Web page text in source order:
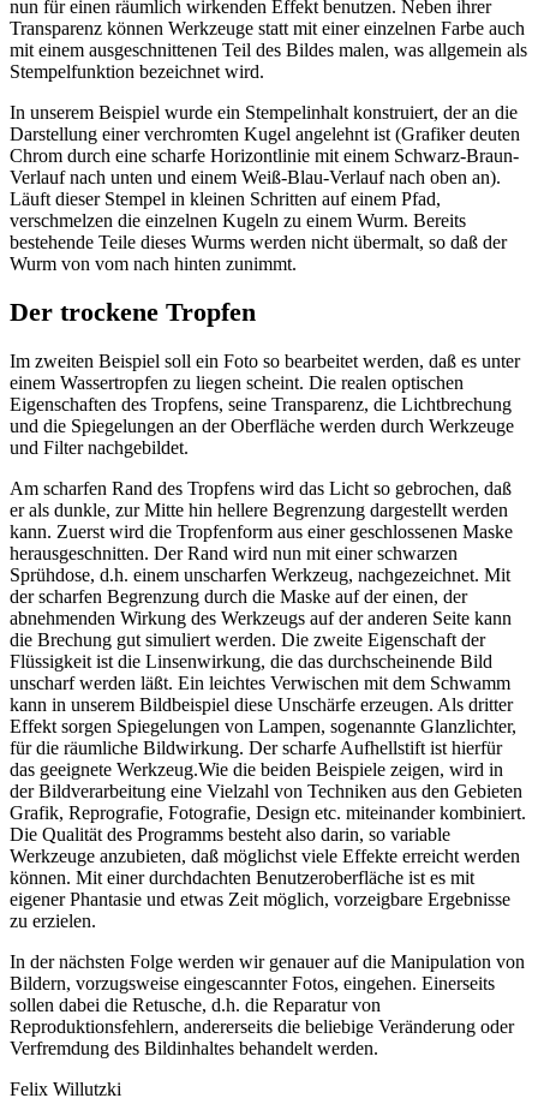
nun für einen räumlich wirkenden Effekt benutzen. Neben ihrer
Transparenz können Werkzeuge statt mit einer einzelnen Farbe auch
mit einem ausgeschnittenen Teil des Bildes malen, was allgemein als
Stempelfunktion bezeichnet wird.
In unserem Beispiel wurde ein Stempelinhalt konstruiert, der an die
Darstellung einer verchromten Kugel angelehnt ist (Grafiker deuten
Chrom durch eine scharfe Horizontlinie mit einem Schwarz-Braun-
Verlauf nach unten und einem Weiß-Blau-Verlauf nach oben an).
Läuft dieser Stempel in kleinen Schritten auf einem Pfad,
verschmelzen die einzelnen Kugeln zu einem Wurm. Bereits
bestehende Teile dieses Wurms werden nicht übermalt, so daß der
Wurm von vom nach hinten zunimmt.
Der trockene Tropfen
Im zweiten Beispiel soll ein Foto so bearbeitet werden, daß es unter
einem Wassertropfen zu liegen scheint. Die realen optischen
Eigenschaften des Tropfens, seine Transparenz, die Lichtbrechung
und die Spiegelungen an der Oberfläche werden durch Werkzeuge
und Filter nachgebildet.
Am scharfen Rand des Tropfens wird das Licht so gebrochen, daß
er als dunkle, zur Mitte hin hellere Begrenzung dargestellt werden
kann. Zuerst wird die Tropfenform aus einer geschlossenen Maske
herausgeschnitten. Der Rand wird nun mit einer schwarzen
Sprühdose, d.h. einem unscharfen Werkzeug, nachgezeichnet. Mit
der scharfen Begrenzung durch die Maske auf der einen, der
abnehmenden Wirkung des Werkzeugs auf der anderen Seite kann
die Brechung gut simuliert werden. Die zweite Eigenschaft der
Flüssigkeit ist die Linsenwirkung, die das durchscheinende Bild
unscharf werden läßt. Ein leichtes Verwischen mit dem Schwamm
kann in unserem Bildbeispiel diese Unschärfe erzeugen. Als dritter
Effekt sorgen Spiegelungen von Lampen, sogenannte Glanzlichter,
für die räumliche Bildwirkung. Der scharfe Aufhellstift ist hierfür
das geeignete Werkzeug.Wie die beiden Beispiele zeigen, wird in
der Bildverarbeitung eine Vielzahl von Techniken aus den Gebieten
Grafik, Reprografie, Fotografie, Design etc. miteinander kombiniert.
Die Qualität des Programms besteht also darin, so variable
Werkzeuge anzubieten, daß möglichst viele Effekte erreicht werden
können. Mit einer durchdachten Benutzeroberfläche ist es mit
eigener Phantasie und etwas Zeit möglich, vorzeigbare Ergebnisse
zu erzielen.
In der nächsten Folge werden wir genauer auf die Manipulation von
Bildern, vorzugsweise eingescannter Fotos, eingehen. Einerseits
sollen dabei die Retusche, d.h. die Reparatur von
Reproduktionsfehlern, andererseits die beliebige Veränderung oder
Verfremdung des Bildinhaltes behandelt werden.
Felix Willutzki